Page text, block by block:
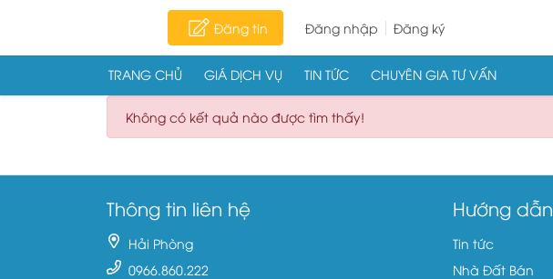
Đăng tin Đăng nhập Đăng ký
TRANG CHỦ GIÁ DỊCH VỤ TIN TỨC CHUYÊN GIA TƯ VẤN
Không có kết quả nào được tìm thấy!
Thông tin liên hệ
Hải Phòng
0966.860.222
Hướng dẫn
Tin tức
Nhà Đất Bán